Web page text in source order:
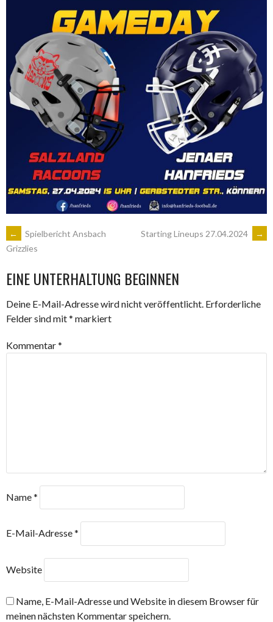
ARTIKEL-
NAVIGATION
←
Spielbericht Ansbach
Grizzlies
Starting Lineups 27.04.2024 →
EINE UNTERHALTUNG BEGINNEN
Deine E-Mail-Adresse wird nicht veröffentlicht. Erforderliche
Felder sind mit* markiert
Kommentar*
Name*
E-Mail-Adresse*
Website
Name, E-Mail-Adresse und Website in diesem Browser für
meinen nächsten Kommentar speichern.